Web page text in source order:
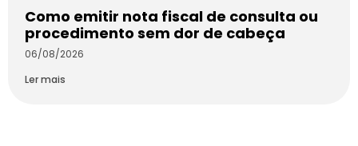
Como emitir nota fiscal de consulta ou
procedimento sem dor de cabeça
06/08/2026
Ler mais